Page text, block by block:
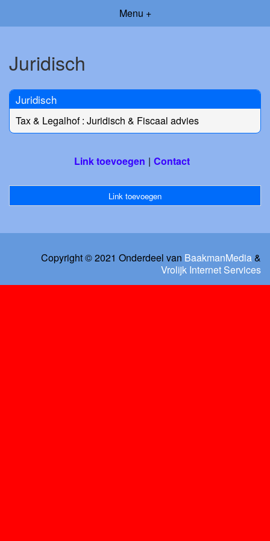
Menu +
Juridisch
Juridisch
Tax & Legalhof : Juridisch & Fiscaal advies
Link toevoegen Contact
Link toevoegen
Copyright © 2021 Onderdeel van BaakmanMedia&
Vrolijk Internet Services